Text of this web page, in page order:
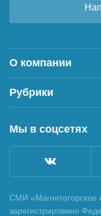
О компании
Рубрики
Мы в соцсетях
СМИ «Магнитогорское
зарегистрировано